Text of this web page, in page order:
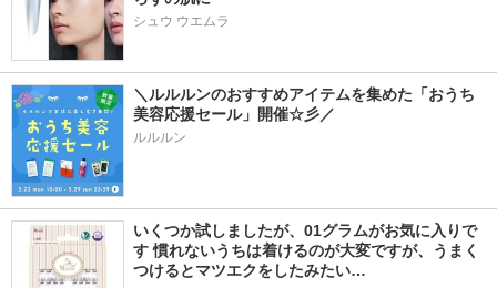
ランコム KANEBO
5.2
1891件
エリクシール デー
ケアレボリューショ
＋ ca
エリクシール
＋ aa
エリクシール
アネッサ
シュウ ウエムラ
＼ルルルンのおすすめアイテムを集めた「おうち
美容応援セール」開催☆彡／
ルルルン
いくつか試しましたが、01グラムがお気に入りで
す 慣れないうちは着けるのが大変ですが、うまく
つけるとマツエクをしたみたい…